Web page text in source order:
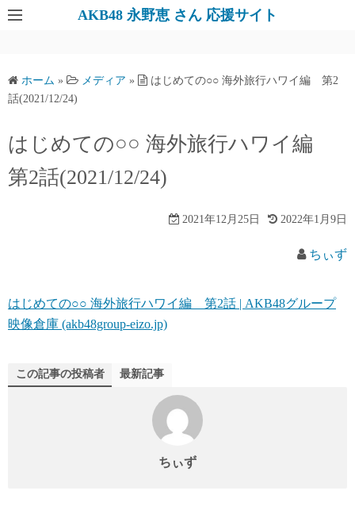
AKB48 永野恵 さん 応援サイト
ホーム » メディア »
はじめての○○ 海外旅行ハワイ編 第2
話(2021/12/24)
はじめての○○ 海外旅行ハワイ編
第2話(2021/12/24)
2021年12月25日 2022年1月9日
ちぃず
はじめての○○ 海外旅行ハワイ編 第2話 | AKB48グループ
映像倉庫 (akb48group-eizo.jp)
この記事の投稿者 最新記事
ちぃず